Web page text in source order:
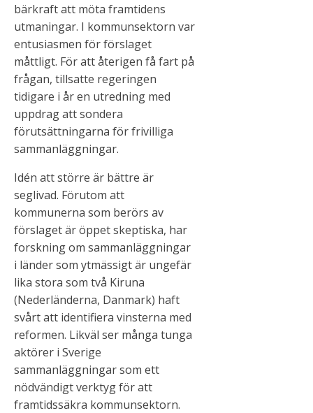
bärkraft att möta framtidens
utmaningar. I kommunsektorn var
entusiasmen för förslaget
måttligt. För att återigen få fart på
frågan, tillsatte regeringen
tidigare i år en utredning med
uppdrag att sondera
förutsättningarna för frivilliga
sammanläggningar.
Idén att större är bättre är
seglivad. Förutom att
kommunerna som berörs av
förslaget är öppet skeptiska, har
forskning om sammanläggningar
i länder som ytmässigt är ungefär
lika stora som två Kiruna
(Nederländerna, Danmark) haft
svårt att identifiera vinsterna med
reformen. Likväl ser många tunga
aktörer i Sverige
sammanläggningar som ett
nödvändigt verktyg för att
framtidssäkra kommunsektorn.